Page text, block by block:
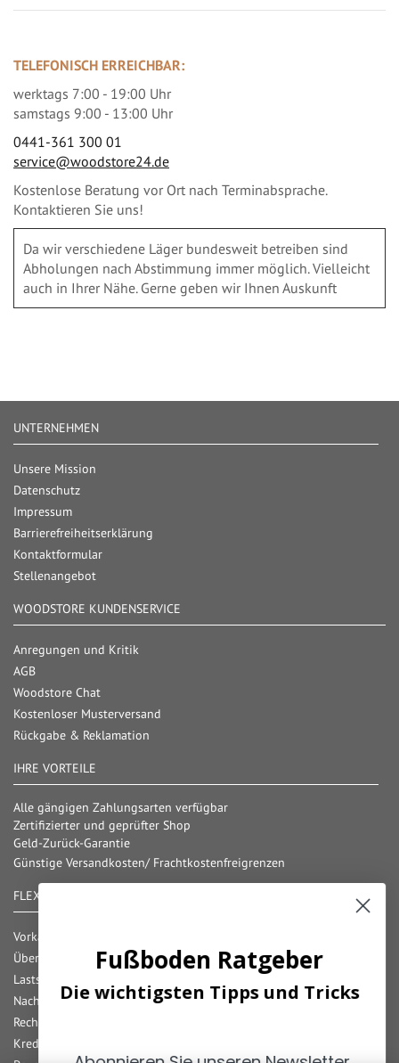
TELEFONISCH ERREICHBAR:
werktags 7:00 - 19:00 Uhr
samstags 9:00 - 13:00 Uhr
0441-361 300 01
service@woodstore24.de
Kostenlose Beratung vor Ort nach Terminabsprache.
Kontaktieren Sie uns!
Da wir verschiedene Läger bundesweit betreiben sind
Abholungen nach Abstimmung immer möglich. Vielleicht
auch in Ihrer Nähe. Gerne geben wir Ihnen Auskunft
UNTERNEHMEN
Unsere Mission
Datenschutz
Impressum
Barrierefreiheitserklärung
Kontaktformular
Stellenangebot
WOODSTORE KUNDENSERVICE
Anregungen und Kritik
AGB
Woodstore Chat
Kostenloser Musterversand
Rückgabe & Reklamation
IHRE VORTEILE
Alle gängigen Zahlungsarten verfügbar
Zertifizierter und geprüfter Shop
Geld-Zurück-Garantie
Günstige Versandkosten/ Frachtkostenfreigrenzen
FLEXIBLE ZAHLUNG
Vorkasse
Überweisung
Lastschrift
Nachnahme
Rechnung
Kreditkarte
Fußboden Ratgeber
Die wichtigsten Tipps und Tricks